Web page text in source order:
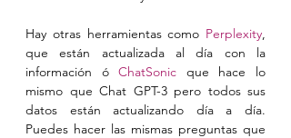
Hay otras herramientas como Perplexity,
que están actualizada al día con la
información ó ChatSonic que hace lo
mismo que Chat GPT-3 pero todos sus
datos están actualizando día a día.
Puedes hacer las mismas preguntas que